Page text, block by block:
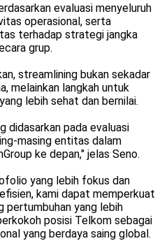
evaluasi menyeluruh
operasional, serta
terhadap strategi jangka
grup.
streamlining bukan sekadar
melainkan langkah untuk
lebih sehat dan bernilai.
didasarkan pada evaluasi
masing entitas dalam
ke depan," jelas Seno.
yang lebih fokus dan
kami dapat memperkuat
pertumbuhan yang lebih
posisi Telkom sebagai
yang berdaya saing global.